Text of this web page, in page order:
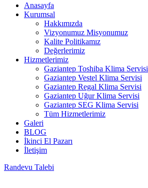
Anasayfa
Kurumsal
Hakkımızda
Vizyonumuz Misyonumuz
Kalite Politikamız
Değerlerimiz
Hizmetlerimiz
Gaziantep Toshiba Klima Servisi
Gaziantep Vestel Klima Servisi
Gaziantep Regal Klima Servisi
Gaziantep Uğur Klima Servisi
Gaziantep SEG Klima Servisi
Tüm Hizmetlerimiz
Galeri
BLOG
İkinci El Pazarı
İletişim
Randevu Talebi